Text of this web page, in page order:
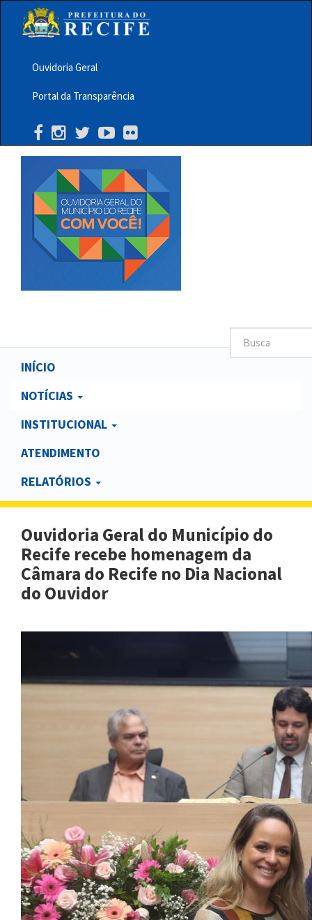
principalMenu
Barra
Topo
PCR
Ouvidoria Geral
Portal da Transparência
Main
navigation
INÍCIO
NOTÍCIAS
INSTITUCIONAL
ATENDIMENTO
RELATÓRIOS
Ouvidoria Geral do Município do
Recife recebe homenagem da
Câmara do Recife no Dia Nacional
do Ouvidor